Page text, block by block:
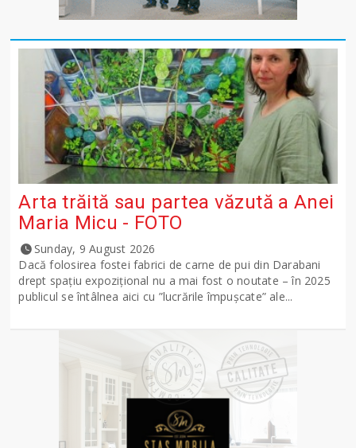
Arta trăită sau partea văzută a Anei
Maria Micu - FOTO
Sunday, 9 August 2026
Dacă folosirea fostei fabrici de carne de pui din Darabani
drept spațiu expozițional nu a mai fost o noutate – în 2025
publicul se întâlnea aici cu ”lucrările împușcate” ale...